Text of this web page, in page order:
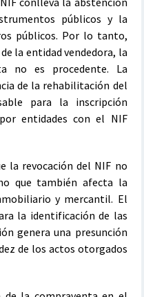
públicos y la
públicos. Por lo tanto,
la entidad vendedora, la
no es procedente. La
de la rehabilitación del
para la inscripción
entidades con el NIF
la revocación del NIF no
que también afecta la
y mercantil. El
la identificación de las
genera una presunción
de los actos otorgados